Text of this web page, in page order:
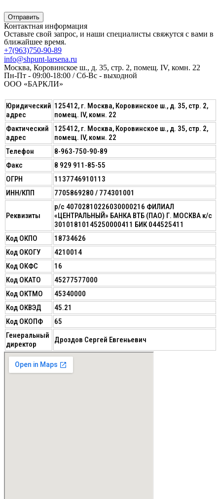
Отправить
Контактная информация
Оставьте свой запрос, и наши специалисты свяжутся с вами в
ближайшее время.
+7(963)750-90-89
info@shpunt-larsena.ru
Москва, Коровинское ш., д. 35, стр. 2, помещ. IV, комн. 22
Пн-Пт - 09:00-18:00 / Сб-Вс - выходной
ООО «БАРКЛИ»
Юридический
адрес
125412, г. Москва, Коровинское ш., д. 35, стр. 2,
помещ. IV, комн. 22
Фактический
адрес
125412, г. Москва, Коровинское ш., д. 35, стр. 2,
помещ. IV, комн. 22
Телефон
8-963-750-90-89
Факс
8 929 911-85-55
ОГРН
1137746910113
ИНН/КПП
7705869280 / 774301001
Реквизиты
р/с 40702810226030000216 ФИЛИАЛ
«ЦЕНТРАЛЬНЫЙ» БАНКА ВТБ (ПАО) Г. МОСКВА к/с
30101810145250000411 БИК 044525411
Код ОКПО
18734626
Код ОКОГУ
4210014
Код ОКФС
16
Код ОКАТО
45277577000
Код ОКТМО
45340000
Код ОКВЭД
45.21
Код ОКОПФ
65
Генеральный
директор
Дроздов Сергей Евгеньевич